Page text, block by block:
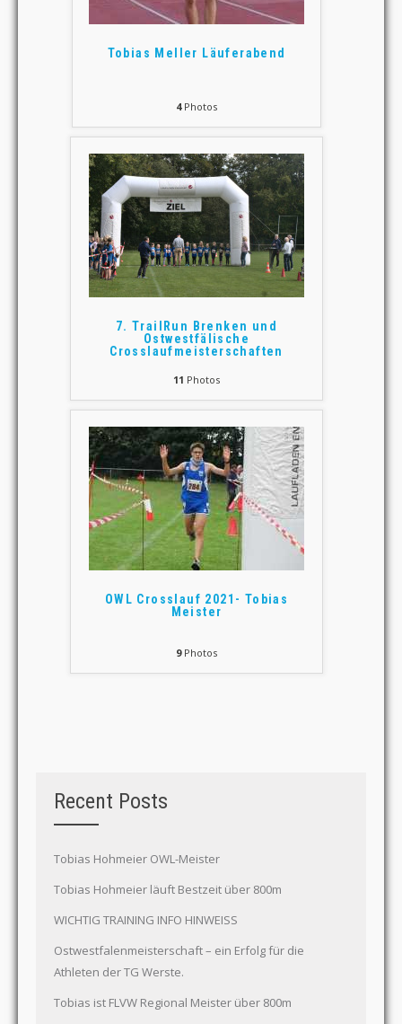
Tobias Meller Läuferabend
4Photos
7. TrailRun Brenken und
Ostwestfälische
Crosslaufmeisterschaften
11 Photos
OWL Crosslauf 2021- Tobias
Meister
9Photos
Recent Posts
Tobias Hohmeier OWL-Meister
Tobias Hohmeier läuft Bestzeit über 800m
WICHTIG TRAINING INFO HINWEISS
Ostwestfalenmeisterschaft – ein Erfolg für die
Athleten der TG Werste.
Tobias ist FLVW Regional Meister über 800m